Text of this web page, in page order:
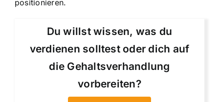
positionieren.
Du willst wissen, was du
verdienen solltest oder dich auf
die Gehaltsverhandlung
vorbereiten?